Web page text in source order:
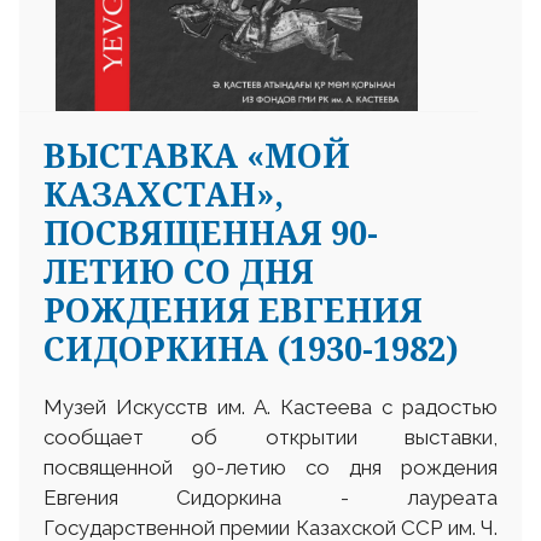
ВЫСТАВКА «МОЙ
КАЗАХСТАН»,
ПОСВЯЩЕННАЯ 90-
ЛЕТИЮ СО ДНЯ
РОЖДЕНИЯ ЕВГЕНИЯ
СИДОРКИНА (1930-1982)
Музей Искусств им. А. Кастеева с радостью
сообщает об открытии выставки,
посвященной 90-летию со дня рождения
Евгения Сидоркина - лауреата
Государственной премии Казахской ССР им. Ч.